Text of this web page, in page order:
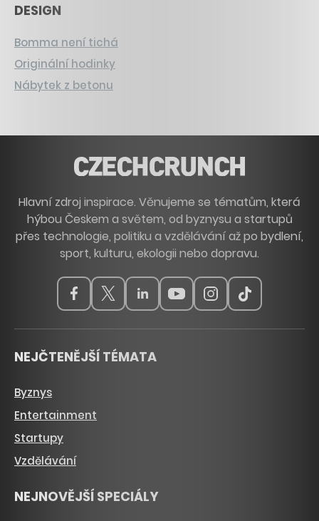
DESIGN
Bomma není tichá
Originální hodinky
Nábytek z betonu
Hlavní zdroj inspirace. Věnujeme se tématům, která
hýbou Českem a světem, od byznysu a startupů
přes technologie, politiku a vzdělávání až po bydlení,
sport, kulturu, ekologii nebo dopravu.
NEJČTENĚJŠÍ TÉMATA
Byznys
Entertainment
Startupy
Vzdělávání
NEJNOVĚJŠÍ SPECIÁLY